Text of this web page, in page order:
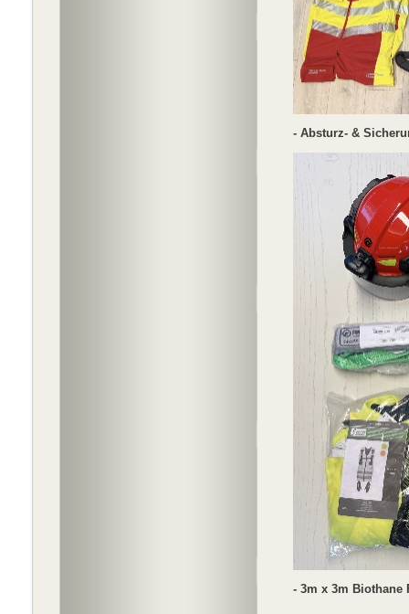
- Absturz- &
- 3m x 3m Biothane